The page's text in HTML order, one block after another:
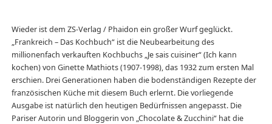
Wieder ist dem ZS-Verlag / Phaidon ein großer Wurf geglückt.
„Frankreich – Das Kochbuch“ ist die Neubearbeitung des
millionenfach verkauften Kochbuchs „Je sais cuisiner“ (Ich kann
kochen) von Ginette Mathiots (1907-1998), das 1932 zum ersten Mal
erschien. Drei Generationen haben die bodenständigen Rezepte der
französischen Küche mit diesem Buch erlernt. Die vorliegende
Ausgabe ist natürlich den heutigen Bedürfnissen angepasst. Die
Pariser Autorin und Bloggerin von „Chocolate & Zucchini“ hat die